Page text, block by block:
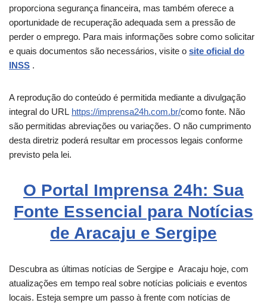
proporciona segurança financeira, mas também oferece a
oportunidade de recuperação adequada sem a pressão de
perder o emprego. Para mais informações sobre como solicitar
e quais documentos são necessários, visite o site oficial do
INSS .
A reprodução do conteúdo é permitida mediante a divulgação
integral do URL https://imprensa24h.com.br/como fonte. Não
são permitidas abreviações ou variações. O não cumprimento
desta diretriz poderá resultar em processos legais conforme
previsto pela lei.
O Portal Imprensa 24h: Sua
Fonte Essencial para Notícias
de Aracaju e Sergipe
Descubra as últimas notícias de Sergipe e Aracaju hoje, com
atualizações em tempo real sobre notícias policiais e eventos
locais. Esteja sempre um passo à frente com notícias de